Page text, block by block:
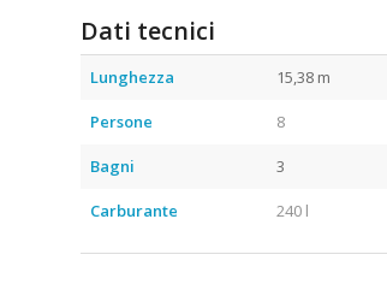
Dati tecnici
Lunghezza 15,38 m
Persone 8
Bagni 3
Carburante 240 l